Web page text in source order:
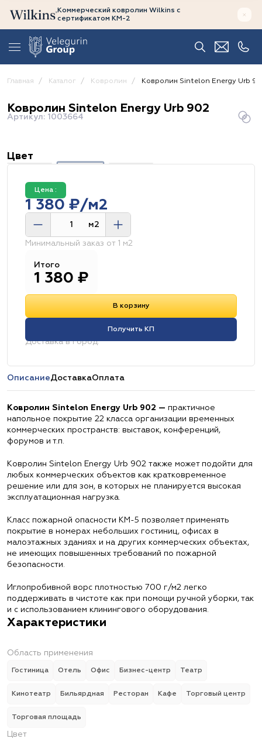
Коммерческий ковролин Wilkins с
сертификатом КМ-2
Главная Каталог Ковролин Ковролин Sintelon Energy Urb
Ковролин Sintelon Energy Urb 902
Артикул: 1003664
Цвет
Цена :
1 380 ₽/м2
м2
Минимальный заказ от 1 м2
Итого
1 380 ₽
В корзину
Получить КП
Доставка в город:
ОписаниеДоставкаОплата
Ковролин Sintelon Energy Urb 902 — практичное
напольное покрытие 22 класса организации временных
коммерческих пространств: выставок, конференций,
форумов и т.п.
Ковролин Sintelon Energy Urb 902 также может подойти для
любых коммерческих объектов как кратковременное
решение или для зон, в которых не планируется высокая
эксплуатационная нагрузка.
Класс пожарной опасности КМ-5 позволяет применять
покрытие в номерах небольших гостиниц, офисах в
малоэтажных зданиях и на других коммерческих объектах,
не имеющих повышенных требований по пожарной
безопасности.
Иглопробивной ворс плотностью 700 г/м2 легко
поддерживать в чистоте как при помощи ручной уборки, так
и с использованием клинингового оборудования.
Характеристики
Область применения
Гостиница Отель Офис Бизнес-центр Театр
Кинотеатр Бильярдная Ресторан Кафе Торговый центр
Торговая площадь
Цвет